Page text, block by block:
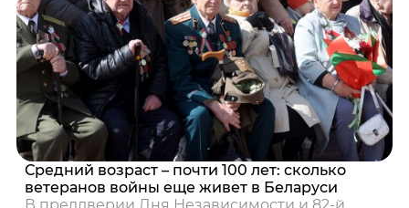
Средний возраст – почти 100 лет: сколько
ветеранов войны еще живет в Беларуси